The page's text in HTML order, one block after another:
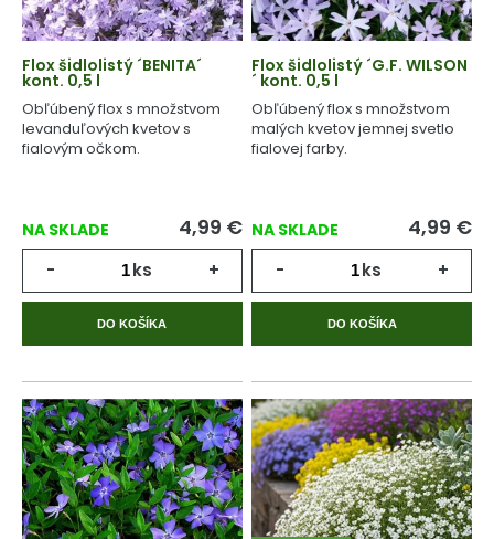
Flox šidlolistý ´BENITA´
kont. 0,5 l
Obľúbený flox s množstvom
levanduľových kvetov s
fialovým očkom.
NA SKLADE 4,99 €
- ks +
DO KOŠÍKA
Flox šidlolistý ´G.F. WILSON
´ kont. 0,5 l
Obľúbený flox s množstvom
malých kvetov jemnej svetlo
fialovej farby.
NA SKLADE 4,99 €
- ks +
DO KOŠÍKA